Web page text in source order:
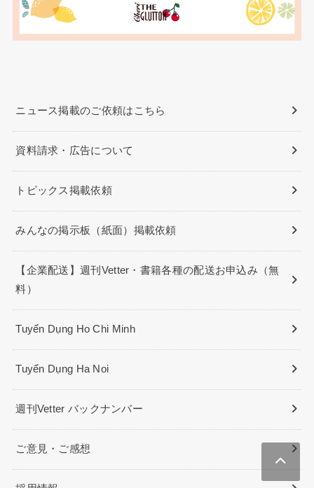
ニュース掲載のご依頼はこちら
資料請求・広告について
トピックス掲載依頼
みんなの掲示板（紙面）掲載依頼
【企業配送】週刊Vetter・書籍各種の配送お申込み（無
料）
Tuyển Dụng Ho Chi Minh
Tuyển Dụng Ha Noi
週刊Vetter バックナンバー
ご意見・ご感想